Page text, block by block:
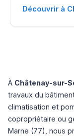
Découvrir à
À Châtenay-sur-
travaux du
climatisation et
copropriétaire ou
Marne (77), nous